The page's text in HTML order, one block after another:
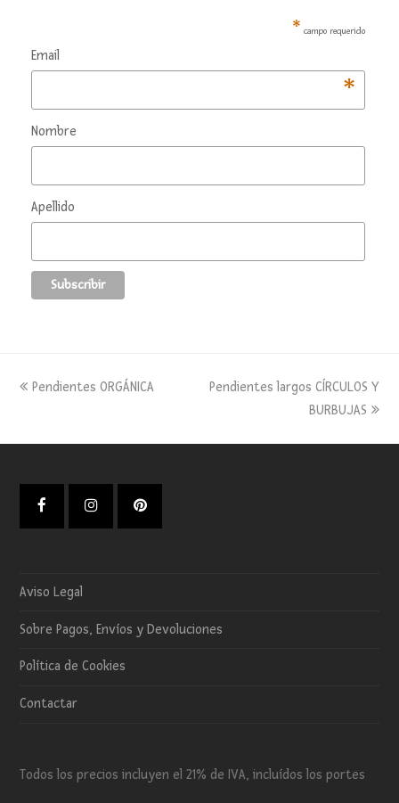
* campo requerido
Email
*
Nombre
Apellido
previous
Pendientes ORGÁNICA
next
Pendientes largos CÍRCULOS Y
BURBUJAS
FacebookInstagramPinterest
Aviso Legal
Sobre Pagos, Envíos y Devoluciones
Política de Cookies
Contactar
Todos los precios incluyen el 21% de IVA, incluídos los portes